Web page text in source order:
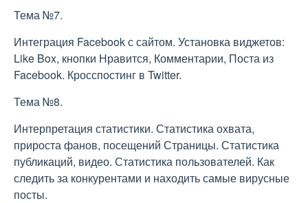
Тема №7.
Интеграция Facebook с сайтом. Установка виджетов:
Like Box, кнопки Нравится, Комментарии, Поста из
Facebook. Кросспостинг в Twitter.
Тема №8.
Интерпретация статистики. Статистика охвата,
прироста фанов, посещений Страницы. Статистика
публикаций, видео. Статистика пользователей. Как
следить за конкурентами и находить самые вирусные
посты.